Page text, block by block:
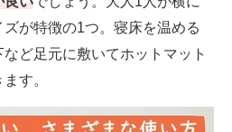
が特徴の1つ。寝床を温める
ど足元に敷いてホットマット
す。